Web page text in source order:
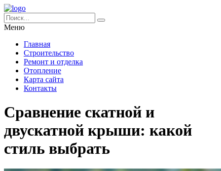
Меню
Главная
Строительство
Ремонт и отделка
Отопление
Карта сайта
Контакты
Сравнение скатной и
двускатной крыши: какой
стиль выбрать